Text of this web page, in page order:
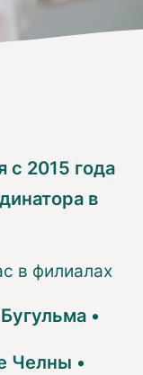
с 2015 года
в
в филиалах
Бугульма •
Челны •